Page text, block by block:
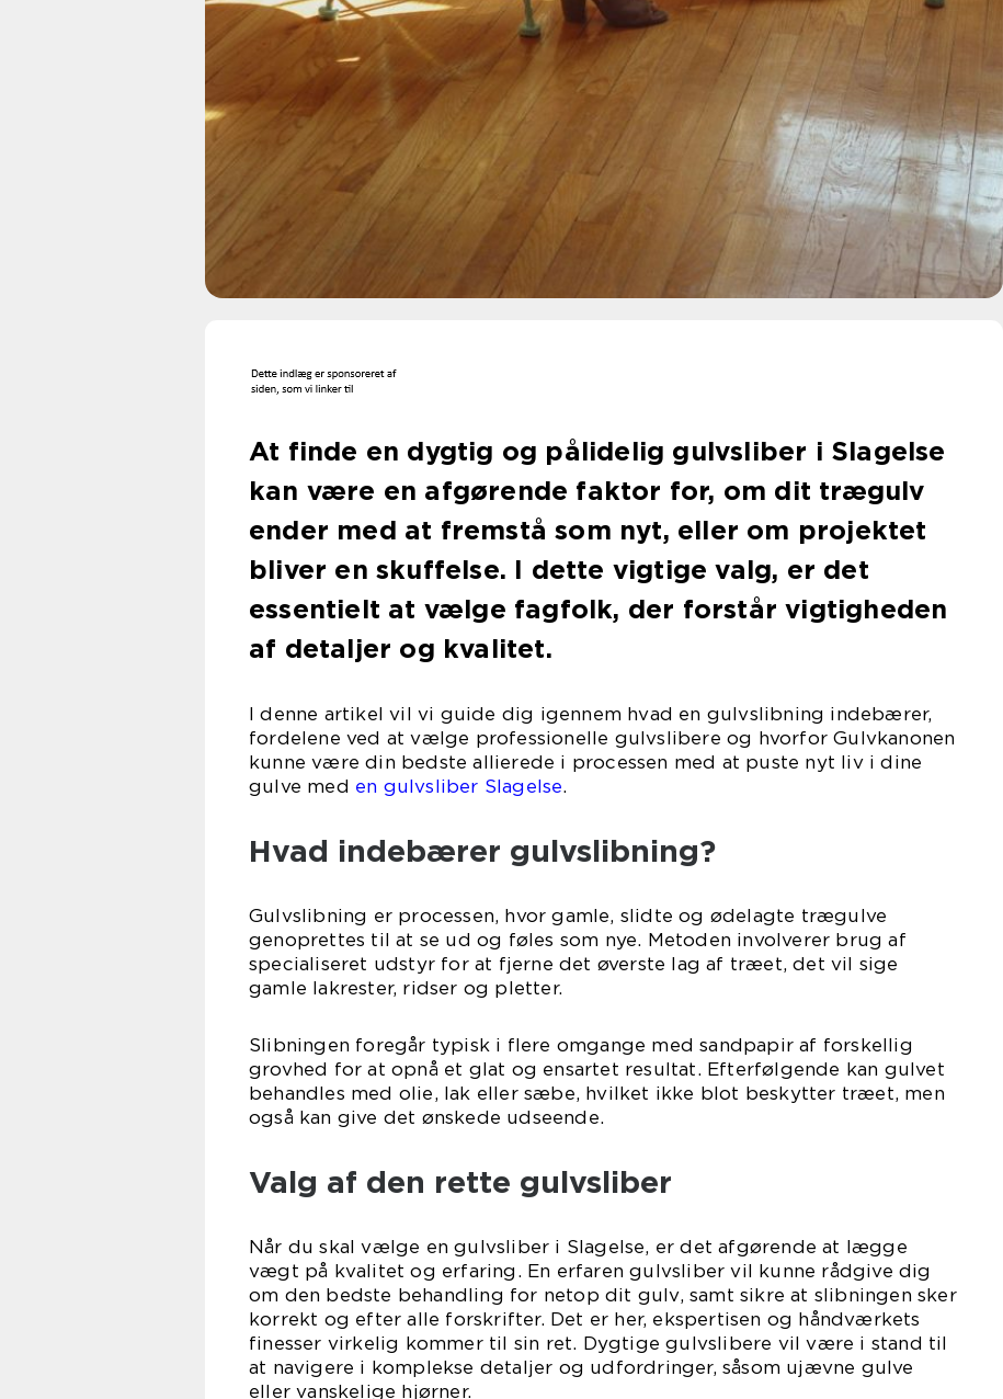
At finde en dygtig og pålidelig gulvsliber i Slagelse
kan være en afgørende faktor for, om dit trægulv
ender med at fremstå som nyt, eller om projektet
bliver en skuffelse. I dette vigtige valg, er det
essentielt at vælge fagfolk, der forstår vigtigheden
af detaljer og kvalitet.
I denne artikel vil vi guide dig igennem hvad en gulvslibning indebærer,
fordelene ved at vælge professionelle gulvslibere og hvorfor Gulvkanonen
kunne være din bedste allierede i processen med at puste nyt liv i dine
gulve med en gulvsliber Slagelse.
Hvad indebærer gulvslibning?
Gulvslibning er processen, hvor gamle, slidte og ødelagte trægulve
genoprettes til at se ud og føles som nye. Metoden involverer brug af
specialiseret udstyr for at fjerne det øverste lag af træet, det vil sige
gamle lakrester, ridser og pletter.
Slibningen foregår typisk i flere omgange med sandpapir af forskellig
grovhed for at opnå et glat og ensartet resultat. Efterfølgende kan gulvet
behandles med olie, lak eller sæbe, hvilket ikke blot beskytter træet, men
også kan give det ønskede udseende.
Valg af den rette gulvsliber
Når du skal vælge en gulvsliber i Slagelse, er det afgørende at lægge
vægt på kvalitet og erfaring. En erfaren gulvsliber vil kunne rådgive dig
om den bedste behandling for netop dit gulv, samt sikre at slibningen sker
korrekt og efter alle forskrifter. Det er her, ekspertisen og håndværkets
finesser virkelig kommer til sin ret. Dygtige gulvslibere vil være i stand til
at navigere i komplekse detaljer og udfordringer, såsom ujævne gulve
eller vanskelige hjørner.